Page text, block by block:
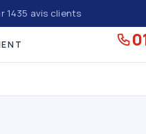
1435 avis clients